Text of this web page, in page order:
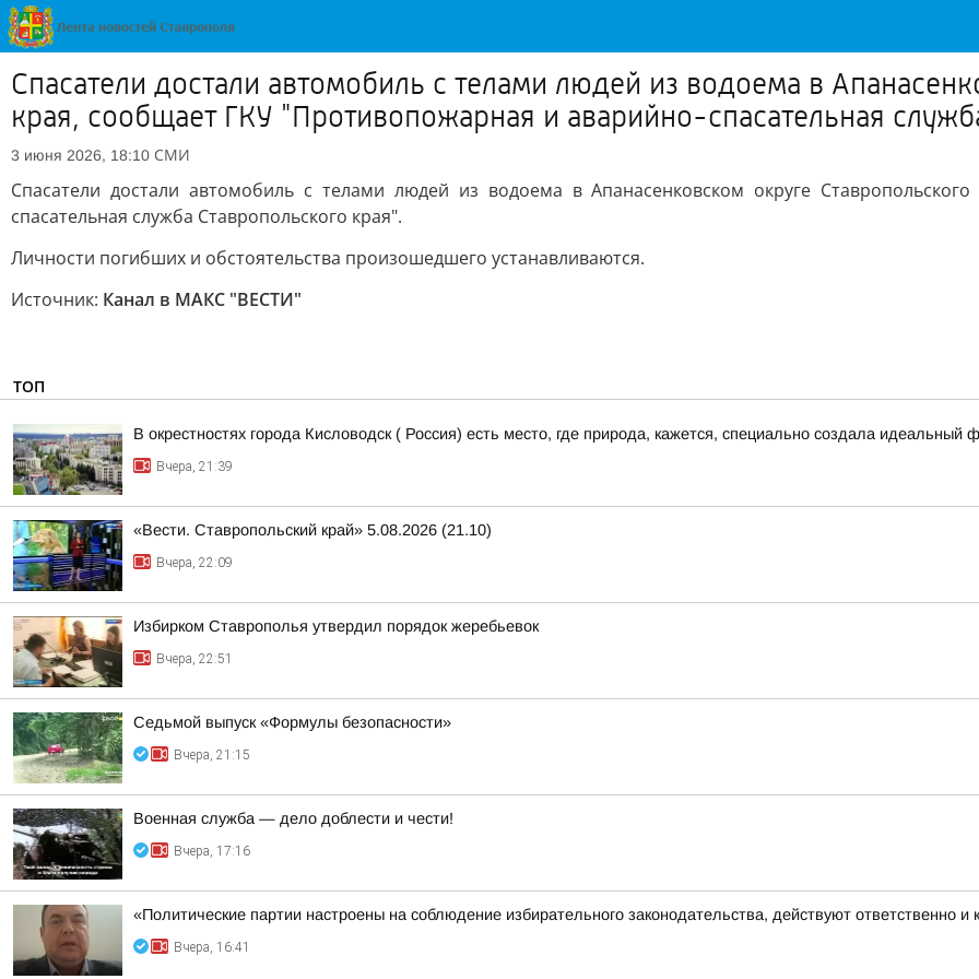
Спасатели достали автомобиль с телами людей из водоема в
края, сообщает ГКУ "Противопожарная и аварийно-спасательная
3 июня 2026, 18:10 СМИ
Спасатели достали автомобиль с телами людей из водоема в Апанасенковском округе
спасательная служба Ставропольского края".
Личности погибших и обстоятельства произошедшего устанавливаются.
Источник: Канал в МАКС "ВЕСТИ"
ТОП
В окрестностях города Кисловодск ( Россия) есть место, где природа, кажется, специально создала
Вчера, 21:39
«Вести. Ставропольский край» 5.08.2026 (21.10)
Вчера, 22:09
Избирком Ставрополья утвердил порядок жеребьевок
Вчера, 22:51
Седьмой выпуск «Формулы безопасности»
Вчера, 21:15
Военная служба — дело доблести и чести!
Вчера, 17:16
«Политические партии настроены на соблюдение избирательного законодательства, действуют ответственно и
Вчера, 16:41